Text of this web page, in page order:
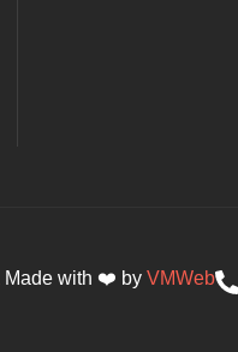
Made with ❤️ byVMWeb